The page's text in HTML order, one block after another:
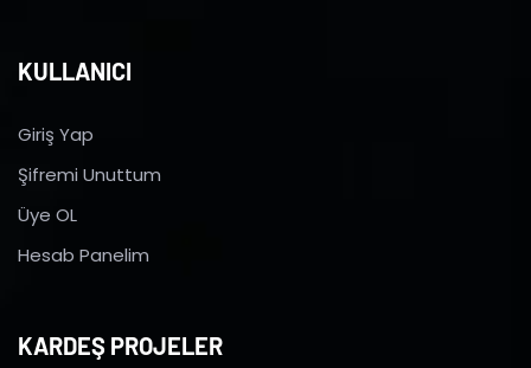
KULLANICI
Giriş Yap
Şifremi Unuttum
Üye OL
Hesab Panelim
KARDEŞ PROJELER